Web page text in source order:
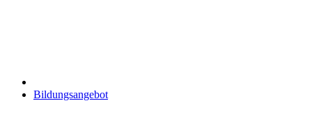
Bildungsangebot